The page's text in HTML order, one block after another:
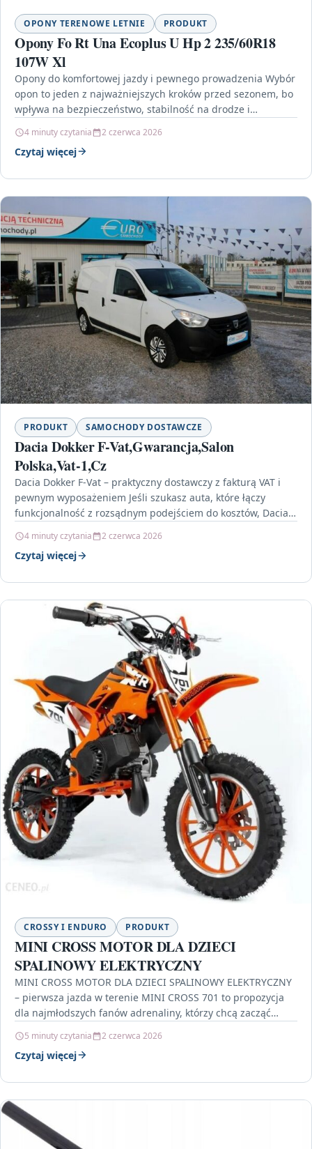
OPONY TERENOWE LETNIE PRODUKT
Opony Fo Rt Una Ecoplus U Hp 2 235/60R18
107W Xl
Opony do komfortowej jazdy i pewnego prowadzenia Wybór
opon to jeden z najważniejszych kroków przed sezonem, bo
wpływa na bezpieczeństwo, stabilność na drodze i…
4 minuty czytania 2 czerwca 2026
Czytaj więcej
PRODUKT SAMOCHODY DOSTAWCZE
Dacia Dokker F-Vat,Gwarancja,Salon
Polska,Vat-1,Cz
Dacia Dokker F-Vat – praktyczny dostawczy z fakturą VAT i
pewnym wyposażeniem Jeśli szukasz auta, które łączy
funkcjonalność z rozsądnym podejściem do kosztów, Dacia…
4 minuty czytania 2 czerwca 2026
Czytaj więcej
CROSSY I ENDURO PRODUKT
MINI CROSS MOTOR DLA DZIECI
SPALINOWY ELEKTRYCZNY
MINI CROSS MOTOR DLA DZIECI SPALINOWY ELEKTRYCZNY
– pierwsza jazda w terenie MINI CROSS 701 to propozycja
dla najmłodszych fanów adrenaliny, którzy chcą zacząć…
5 minuty czytania 2 czerwca 2026
Czytaj więcej